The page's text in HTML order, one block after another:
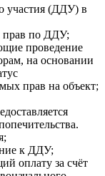
участия (ДДУ) в
прав по ДДУ;
проведение
на основании
прав на объект;
к ДДУ;
оплату за счёт